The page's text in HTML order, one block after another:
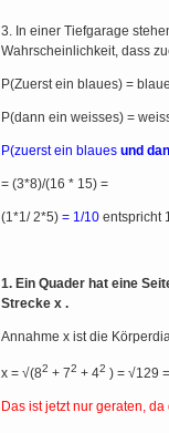
3. In einer Tiefgarage
Wahrscheinlichkeit, dass
P(Zuerst ein blaues) =
P(dann ein weisses) =
P(zuerst ein blaues und
= (3*8)/(16 * 15) =
(1*1/ 2*5) = 1/10entspricht
1. Ein Quader hat eine
Strecke x .
Annahme x ist die
x = √(82 + 72 + 42 ) = √129 =
Das ist jetzt nur geraten,